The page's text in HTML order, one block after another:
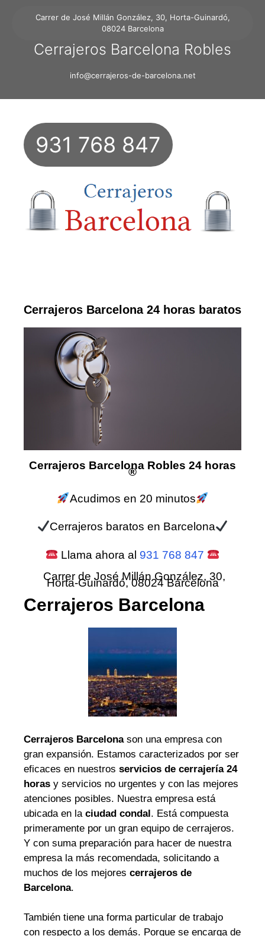
Carrer de José Millán González, 30, Horta-Guinardó,
08024 Barcelona
Cerrajeros Barcelona Robles
info@cerrajeros-de-barcelona.net
931 768 847
Cerrajeros Barcelona 24 horas baratos
Cerrajeros Barcelona Robles 24 horas
®
Acudimos en 20 minutos
Cerrajeros baratos en Barcelona
Llama ahora al 931 768 847
Carrer de José Millán González, 30,
Horta-Guinardó, 08024 Barcelona
Cerrajeros Barcelona
Cerrajeros Barcelonason una empresa con
gran expansión. Estamos caracterizados por ser
eficaces en nuestros servicios de cerrajería 24
horas y servicios no urgentes y con las mejores
atenciones posibles. Nuestra empresa está
ubicada en laciudad condal. Está compuesta
primeramente por un gran equipo de cerrajeros.
Y con suma preparación para hacer de nuestra
empresa la más recomendada, solicitando a
muchos de los mejores cerrajeros de
Barcelona.
También tiene una forma particular de trabajo
con respecto a los demás. Porque se encarga de